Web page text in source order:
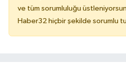
ve tüm sorumluluğu
Haber32 hiçbir şekilde sorumlu